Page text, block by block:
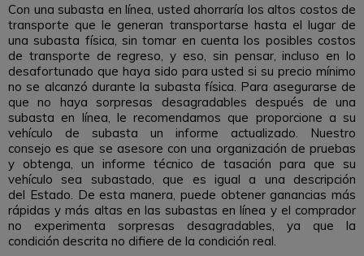
Con una subasta en línea, usted ahorraría los altos costos de
transporte que le generan transportarse hasta el lugar de
una subasta física, sin tomar en cuenta los posibles costos
de transporte de regreso, y eso, sin pensar, incluso en lo
desafortunado que haya sido para usted si su precio mínimo
no se alcanzó durante la subasta física. Para asegurarse de
que no haya sorpresas desagradables después de una
subasta en línea, le recomendamos que proporcione a su
vehículo de subasta un informe actualizado. Nuestro
consejo es que se asesore con una organización de pruebas
y obtenga, un informe técnico de tasación para que su
vehículo sea subastado, que es igual a una descripción
del Estado. De esta manera, puede obtener ganancias más
rápidas y más altas en las subastas en línea y el comprador
no experimenta sorpresas desagradables, ya que la
condición descrita no difiere de la condición real.